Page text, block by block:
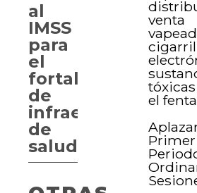
el
Primer
al
IMSS
para
el
fortalecimiento
de
infraestructura
de
salud